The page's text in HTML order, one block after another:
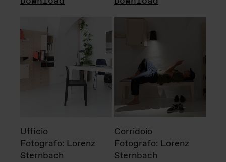
Ufficio
Fotografo: Lorenz
Sternbach
Corridoio
Fotografo: Lorenz
Sternbach